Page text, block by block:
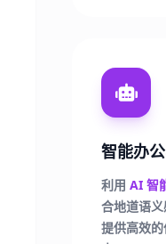
智能办
利用 AI 智
合地道语
提供高效